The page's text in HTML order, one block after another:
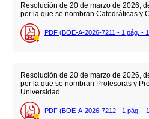
Resolución de 20 de marzo de 2026,
por la que se nombran Catedráticas y
PDF (BOE-A-2026-7211 - 1 pág. -
Resolución de 20 de marzo de 2026,
por la que se nombran Profesoras y
Universidad.
PDF (BOE-A-2026-7212 - 1 pág. -